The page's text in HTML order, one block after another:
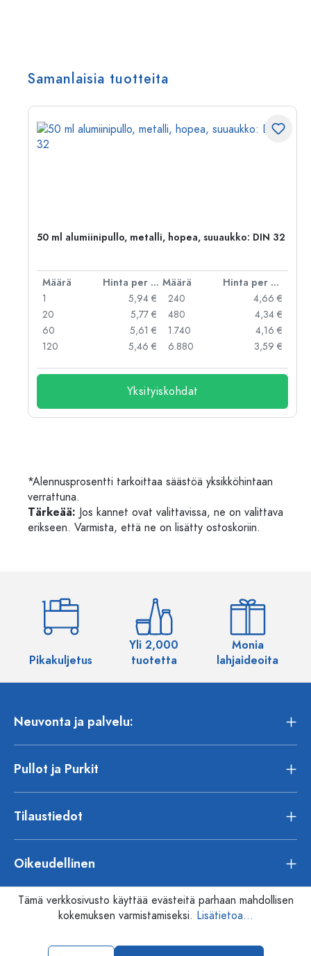
Samanlaisia tuotteita
50 ml alumiinipullo, metalli, hopea, suuaukko: DIN 32
Määrä Hinta per kpl Määrä
Hinta per kpl
1
5,94 €
20
5,77 €
60
5,61 €
120
5,46 €
240
4,66 €
480
4,34 €
1.740
4,16 €
6.880
3,59 €
Yksityiskohdat
*Alennusprosentti tarkoittaa säästöä yksikköhintaan
verrattuna.
Tärkeää: Jos kannet ovat valittavissa, ne on valittava
erikseen. Varmista, että ne on lisätty ostoskoriin.
Pikakuljetus
Yli 2,000
tuotetta
Monia
lahjaideoita
Neuvonta ja palvelu:
Pullot ja Purkit
Tilaustiedot
Oikeudellinen
Tämä verkkosivusto käyttää evästeitä parhaan mahdollisen
kokemuksen varmistamiseksi. Lisätietoa...